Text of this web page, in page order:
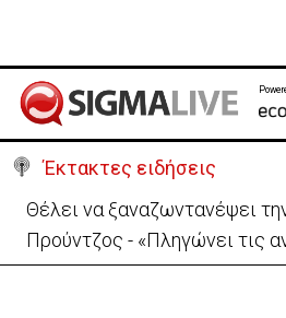
Έκτακτες ειδήσεις
Θέλει να ξαναζωντανέψει
Προύντζος - «Πληγώνει τις